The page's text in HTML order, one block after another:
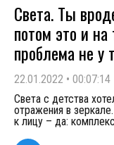
Света. Ты
потом это и на
проблема не у
22.01.2022 • 00:07:14
Света с детства
отражения в
к лицу – да: